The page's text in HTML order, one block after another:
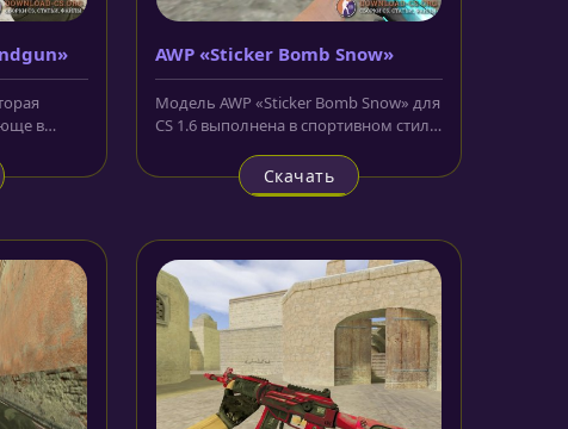
в
AWP «Sticker Bomb Snow»
Модель AWP «Sticker Bomb Snow» для
CS 1.6 выполнена в спортивном стиле.
Скачать